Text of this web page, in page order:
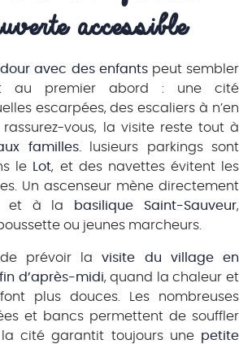
accessible
avec des enfantspeut sembler
au premier abord : une cité
escarpées, des escaliers à n’en
rassurez-vous, la visite reste tout à
familles.lusieurs parkings sont
le Lot, et des navettes évitent les
Un ascenseur mène directement
à la basilique Saint-Sauveur,
ou jeunes marcheurs.
de prévoir lavisite du village en
fin d’après-midi, quand la chaleur et
plus douces. Les nombreuses
et bancs permettent de souffler
cité garantit toujours une petite